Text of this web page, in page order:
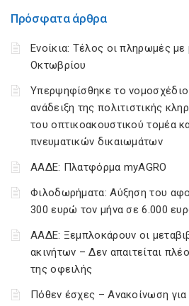
Πρόσφατα άρθρα
Ενοίκια: Τέλος οι πληρωμές
Οκτωβρίου
Υπερψηφίσθηκε το νομοσχέδιο
ανάδειξη της πολιτιστικής
του οπτικοακουστικού τομέα
πνευματικών δικαιωμάτων
ΑΑΔΕ: Πλατφόρμα myAGRO
Φιλοδωρήματα: Αύξηση του
300 ευρώ τον μήνα σε 6.000
ΑΑΔΕ: Ξεμπλοκάρουν οι
ακινήτων – Δεν απαιτείται
της οφειλής
Πόθεν έσχες – Ανακοίνωση